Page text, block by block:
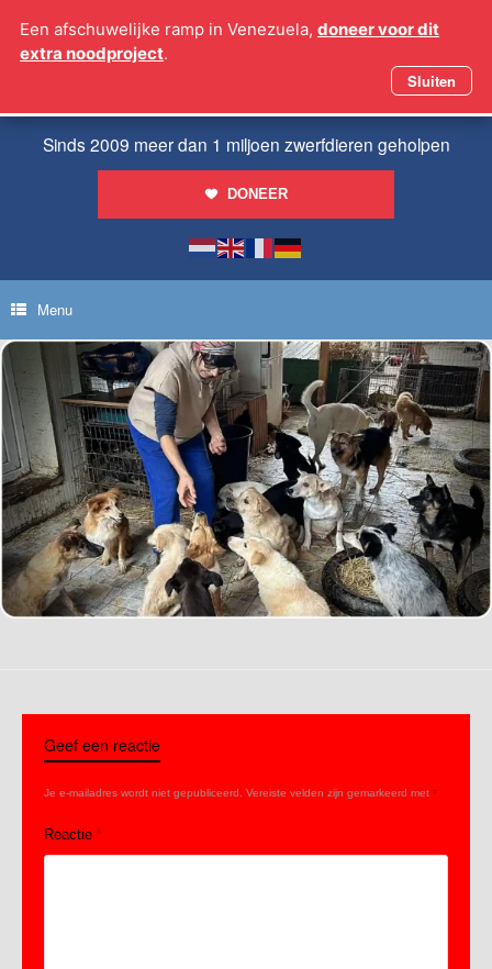
naar
Sinds 2009 meer dan 1 miljoen zwerfdieren geholpen
DONEER
Menu
Geef een reactie
Je e-mailadres wordt niet gepubliceerd. Vereiste velden zijn gemarkeerd met *
Reactie *
Een afschuwelijke ramp in Venezuela, doneer voor dit
extra noodproject.
Sluiten